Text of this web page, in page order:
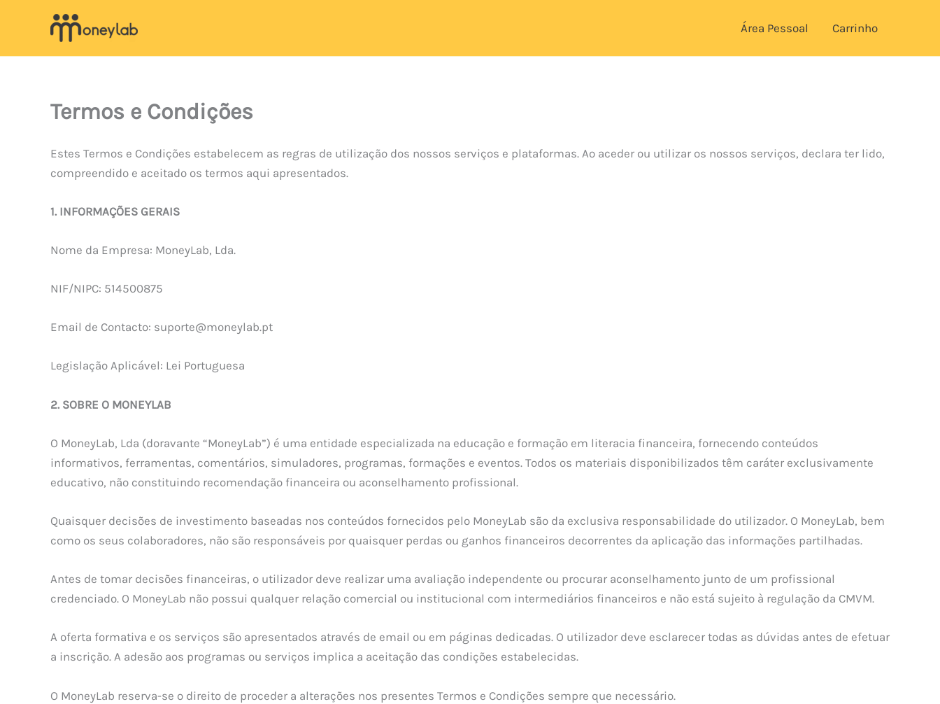
Área Pessoal Carrinho
Termos e Condições
Estes Termos e Condições estabelecem as regras de utilização dos nossos serviços e plataformas. Ao aceder ou utilizar os nossos serviços, declara ter lido,
compreendido e aceitado os termos aqui apresentados.
1. INFORMAÇÕES GERAIS
Nome da Empresa: MoneyLab, Lda.
NIF/NIPC: 514500875
Email de Contacto: suporte@moneylab.pt
Legislação Aplicável: Lei Portuguesa
2. SOBRE O MONEYLAB
O MoneyLab, Lda (doravante “MoneyLab”) é uma entidade especializada na educação e formação em literacia financeira, fornecendo conteúdos
informativos, ferramentas, comentários, simuladores, programas, formações e eventos. Todos os materiais disponibilizados têm caráter exclusivamente
educativo, não constituindo recomendação financeira ou aconselhamento profissional.
Quaisquer decisões de investimento baseadas nos conteúdos fornecidos pelo MoneyLab são da exclusiva responsabilidade do utilizador. O MoneyLab, bem
como os seus colaboradores, não são responsáveis por quaisquer perdas ou ganhos financeiros decorrentes da aplicação das informações partilhadas.
Antes de tomar decisões financeiras, o utilizador deve realizar uma avaliação independente ou procurar aconselhamento junto de um profissional
credenciado. O MoneyLab não possui qualquer relação comercial ou institucional com intermediários financeiros e não está sujeito à regulação da CMVM.
A oferta formativa e os serviços são apresentados através de email ou em páginas dedicadas. O utilizador deve esclarecer todas as dúvidas antes de efetuar
a inscrição. A adesão aos programas ou serviços implica a aceitação das condições estabelecidas.
O MoneyLab reserva-se o direito de proceder a alterações nos presentes Termos e Condições sempre que necessário.